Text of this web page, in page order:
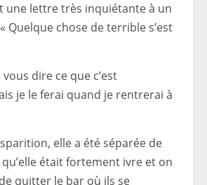
une lettre très inquiétante à un
Quelque chose de terrible s’est
vous dire ce que c’est
je le ferai quand je rentrerai à
elle a été séparée de
était fortement ivre et on
quitter le bar où ils se